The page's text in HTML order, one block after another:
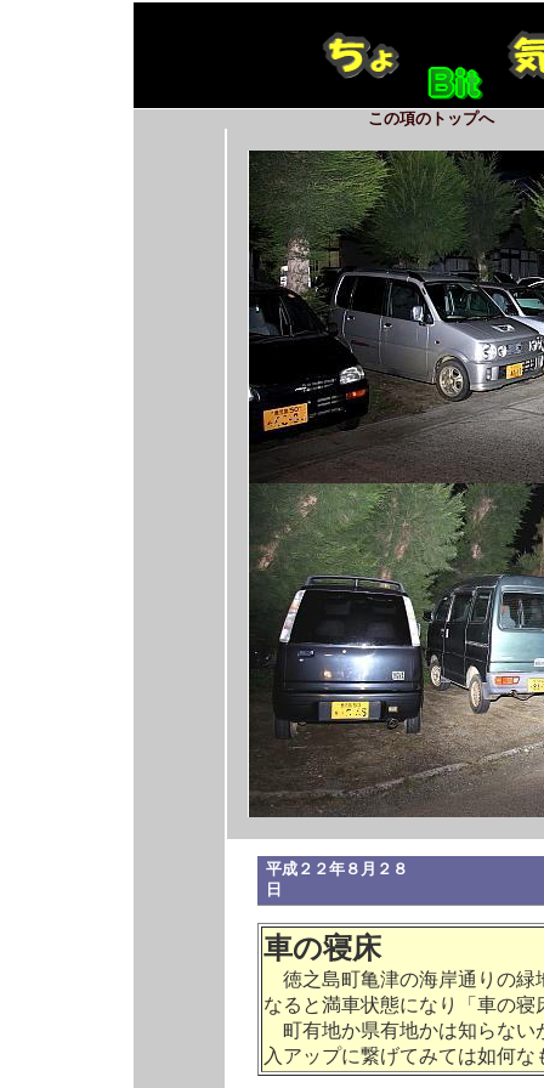
この項のトップへ
平成２２年８月２８
日 徳
車の寝床
徳之島町亀津の海岸通りの緑
なると満車状態になり「車の寝
町有地か県有地かは知らない
入アップに繋げてみては如何な